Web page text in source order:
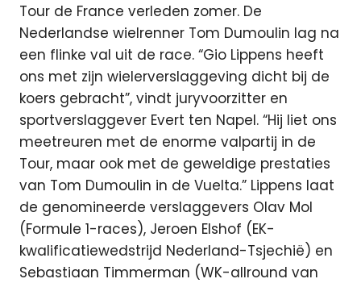
Tour de France verleden zomer. De
Nederlandse wielrenner Tom Dumoulin lag na
een flinke val uit de race. “Gio Lippens heeft
ons met zijn wielerverslaggeving dicht bij de
koers gebracht”, vindt juryvoorzitter en
sportverslaggever Evert ten Napel. “Hij liet ons
meetreuren met de enorme valpartij in de
Tour, maar ook met de geweldige prestaties
van Tom Dumoulin in de Vuelta.” Lippens laat
de genomineerde verslaggevers Olav Mol
(Formule 1-races), Jeroen Elshof (EK-
kwalificatiewedstrijd Nederland-Tsjechië) en
Sebastiaan Timmerman (WK-allround van